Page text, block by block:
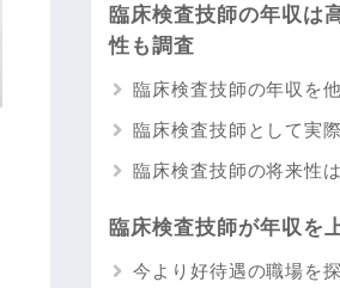
臨床検査技師の年収は
性も調査
臨床検査技師の年収を
臨床検査技師として実
臨床検査技師の将来性
臨床検査技師が年収を
今より好待遇の職場を